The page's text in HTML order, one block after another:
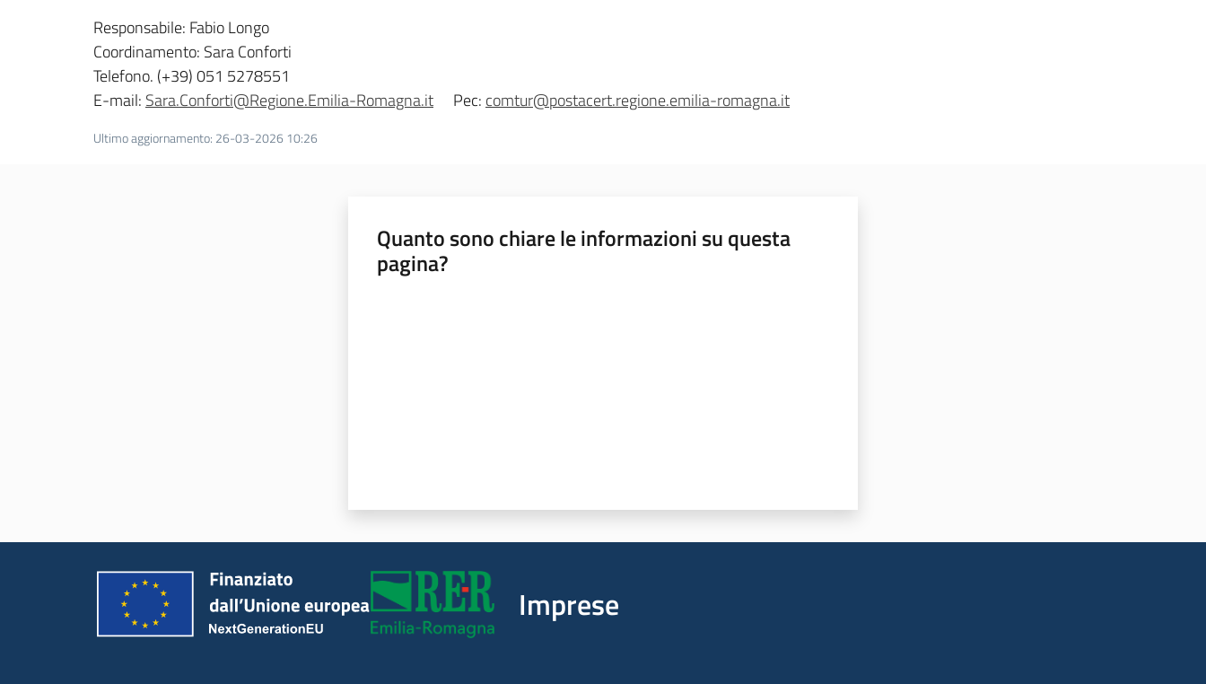
Responsabile: Fabio Longo
Coordinamento: Sara Conforti
Telefono. (+39) 051 5278551
E-mail: Sara.Conforti@Regione.Emilia-Romagna.it Pec: comtur@postacert.regione.emilia-romagna.it
Ultimo aggiornamento: 26-03-2026 10:26
Quanto sono chiare le informazioni su questa
pagina?
Imprese